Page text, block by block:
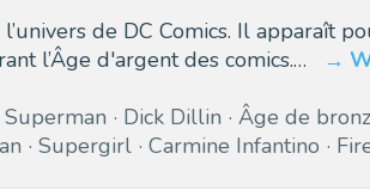
de DC Comics. Il apparaît
l’Âge d'argent des comics.…
Superman Dick Dillin Âge de
Supergirl Carmine Infantino